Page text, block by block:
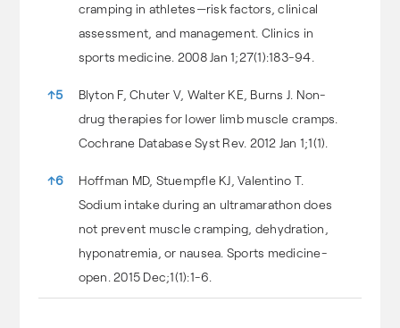
cramping in athletes—risk factors, clinical
assessment, and management. Clinics in
sports medicine. 2008 Jan 1;27(1):183-94.
↑5
Blyton F, Chuter V, Walter KE, Burns J. Non-
drug therapies for lower limb muscle cramps.
Cochrane Database Syst Rev. 2012 Jan 1;1(1).
↑6
Hoffman MD, Stuempfle KJ, Valentino T.
Sodium intake during an ultramarathon does
not prevent muscle cramping, dehydration,
hyponatremia, or nausea. Sports medicine-
open. 2015 Dec;1(1):1-6.